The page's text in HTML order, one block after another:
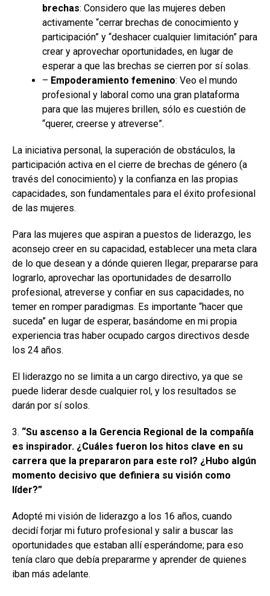
brechas: Considero que las mujeres deben
activamente “cerrar brechas de conocimiento y
participación” y “deshacer cualquier limitación” para
crear y aprovechar oportunidades, en lugar de
esperar a que las brechas se cierren por sí solas.
– Empoderamiento femenino: Veo el mundo
profesional y laboral como una gran plataforma
para que las mujeres brillen, sólo es cuestión de
“querer, creerse y atreverse”.
La iniciativa personal, la superación de obstáculos, la
participación activa en el cierre de brechas de género (a
través del conocimiento) y la confianza en las propias
capacidades, son fundamentales para el éxito profesional
de las mujeres.
Para las mujeres que aspiran a puestos de liderazgo, les
aconsejo creer en su capacidad, establecer una meta clara
de lo que desean y a dónde quieren llegar, prepararse para
lograrlo, aprovechar las oportunidades de desarrollo
profesional, atreverse y confiar en sus capacidades, no
temer en romper paradigmas. Es importante “hacer que
suceda” en lugar de esperar, basándome en mi propia
experiencia tras haber ocupado cargos directivos desde
los 24 años.
El liderazgo no se limita a un cargo directivo, ya que se
puede liderar desde cualquier rol, y los resultados se
darán por sí solos.
3. “Su ascenso a la Gerencia Regional de la compañía
es inspirador. ¿Cuáles fueron los hitos clave en su
carrera que la prepararon para este rol? ¿Hubo algún
momento decisivo que definiera su visión como
líder?”
Adopté mi visión de liderazgo a los 16 años, cuando
decidí forjar mi futuro profesional y salir a buscar las
oportunidades que estaban allí esperándome; para eso
tenía claro que debía prepararme y aprender de quienes
iban más adelante.